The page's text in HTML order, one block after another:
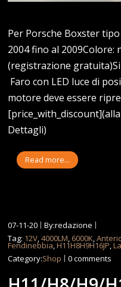
Per Porsche Boxster
2004 fino al 2009Colore:
(registrazione
Faro con LED luce di
motore deve essere
Dettagli)
Read more...
07-11-20
By:redazione
Tag: 12V,4000LM, 6000K,
Fendinebbia,H11H8H9H16JP,
Category:Shop 0 comments